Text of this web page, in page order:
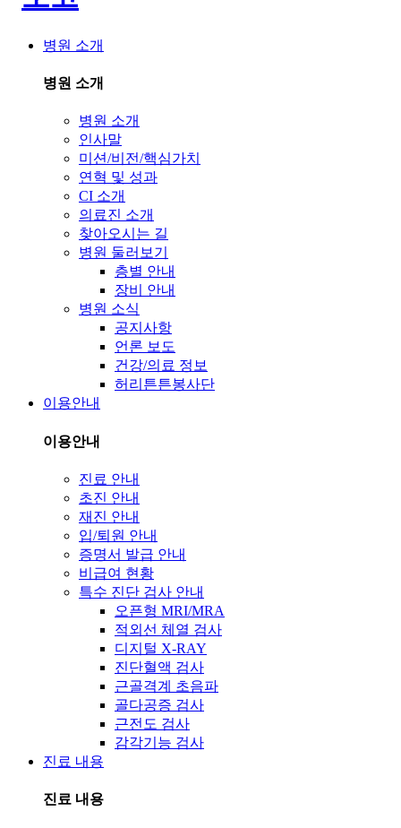
병원 소개
병원 소개
병원 소개
인사말
미션/비전/핵심가치
연혁 및 성과
CI 소개
의료진 소개
찾아오시는 길
병원 둘러보기
층별 안내
장비 안내
병원 소식
공지사항
언론 보도
건강/의료 정보
허리튼튼봉사단
이용안내
이용안내
진료 안내
초진 안내
재진 안내
입/퇴원 안내
증명서 발급 안내
비급여 현황
특수 진단 검사 안내
오픈형 MRI/MRA
적외선 체열 검사
디지털 X-RAY
진단혈액 검사
근골격계 초음파
골다공증 검사
근전도 검사
감각기능 검사
진료 내용
진료 내용